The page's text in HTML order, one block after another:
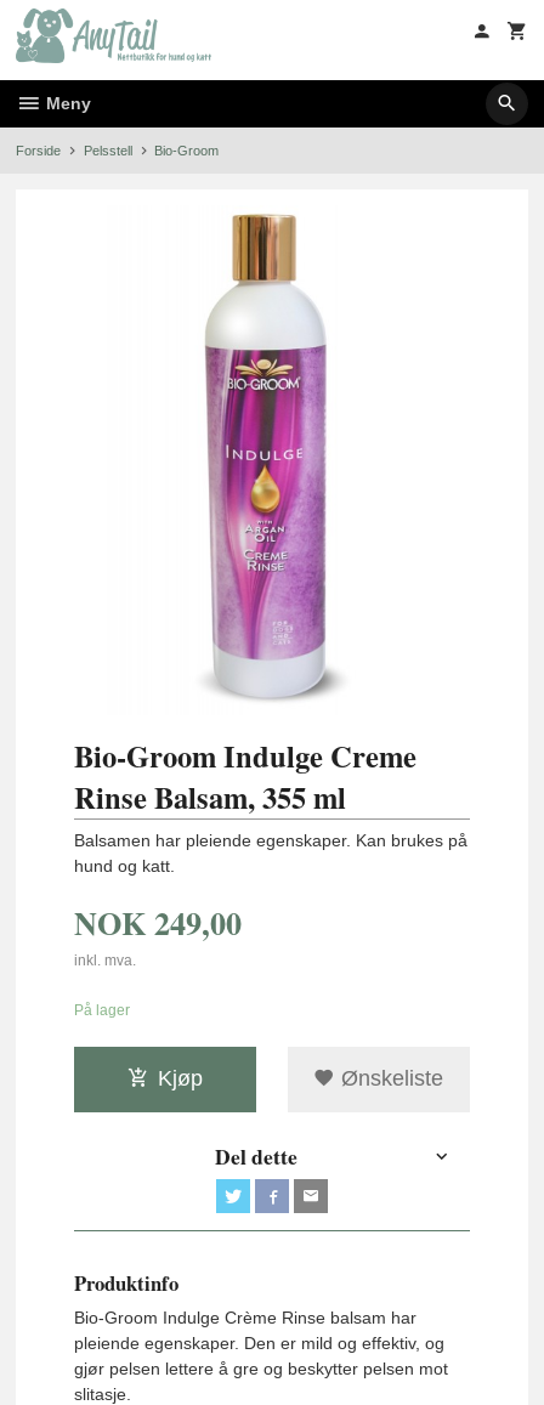
innholdet
Meny
Forside Pelsstell Bio-Groom
Bio-Groom Indulge Creme
Rinse Balsam, 355 ml
Balsamen har pleiende egenskaper. Kan brukes på
hund og katt.
NOK249,00
inkl. mva.
På lager
Kjøp Ønskeliste
Del dette
Produktinfo
Bio-Groom Indulge Crème Rinse balsam har
pleiende egenskaper. Den er mild og effektiv, og
gjør pelsen lettere å gre og beskytter pelsen mot
slitasje.